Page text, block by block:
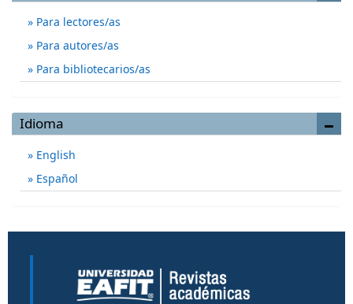
Para lectores/as
Para autores/as
Para bibliotecarios/as
Idioma
English
Español